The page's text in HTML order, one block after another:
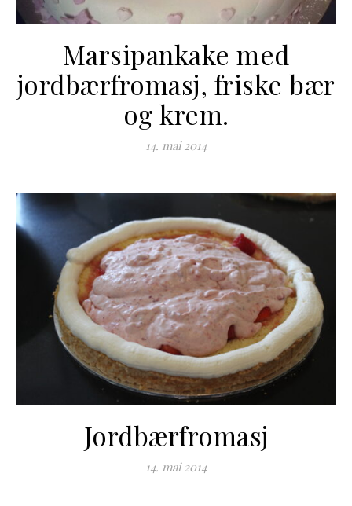
Marsipankake med
jordbærfromasj, friske bær
og krem.
14. mai 2014
Jordbærfromasj
14. mai 2014